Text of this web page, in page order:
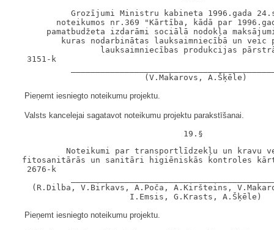
Grozījumi Ministru kabineta 1996.gada
noteikumos nr.369 "Kārtība, kādā par
pamatbudžeta izdarāmi sociālā nodokļa maksājumi
kuras nodarbinātas lauksaimniecībā un veic
lauksaimniecības produkcijas
3151-k
Pieņemt iesniegto noteikumu projektu.
Valsts kancelejai sagatavot noteikumu projektu parakstīšanai.
Noteikumi par transportlīdzekļu un kravu
fitosanitārās un sanitāri higiēniskās kontroles
2676-k
(R.Dilba, V.Birkavs, A.Poča, A.Kiršteins,
Pieņemt iesniegto noteikumu projektu.